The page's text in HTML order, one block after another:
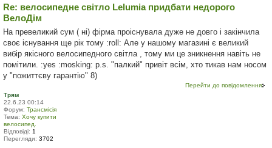
Re: велосипедне світло Lelumia придбати недорого
ВелоДім
На превеликий сум ( ні) фірма проіснувала дуже не довго і закінчила
своє існування ще рік тому :roll: Але у нашому магазині є великий
вибір якісного велосипедного світла , тому ми це зникнення навіть не
помітили. :yes :mosking: p.s. "палкий" привіт всім, хто тикав нам носом
у "пожиттєву гарантію" 8)
Перейти до повідомлення
Трям
22.6.23 00:14
Форум: Трансмісія
Тема: Хочу купити
велосипед.
Відповіді: 1
Перегляди: 3702